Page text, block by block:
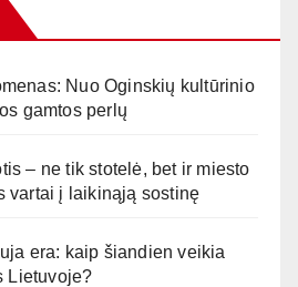
Nuo Oginskių kultūrinio
gamtos perlų
– ne tik stotelė, bet ir miesto
vartai į laikinąją sostinę
era: kaip šiandien veikia
Lietuvoje?